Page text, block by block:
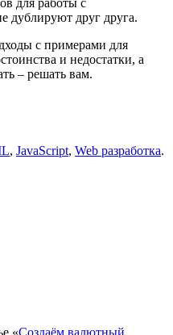
для работы с
дублируют друг друга.
с примерами для
и недостатки, а
– решать вам.
, JavaScript, Web разработка.